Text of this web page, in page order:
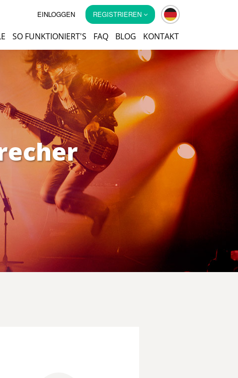
EINLOGGEN REGISTRIEREN
SO FUNKTIONIERT'S FAQ BLOG KONTAKT